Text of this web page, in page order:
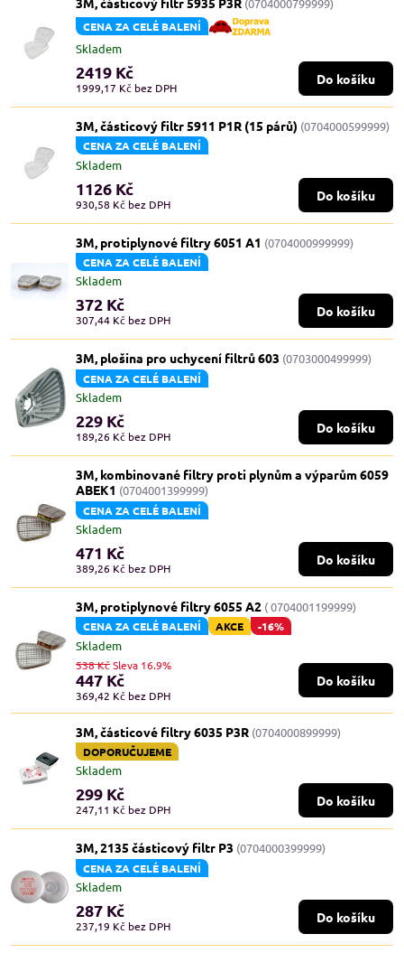
(0704000799999)
CENA ZA CELÉ BALENÍ
Skladem
2419 Kč
1999,17 Kč bez DPH
Do košíku
3M, částicový filtr 5911 P1R (15 párů) (0704000599999)
CENA ZA CELÉ BALENÍ
Skladem
1126 Kč
930,58 Kč bez DPH
Do košíku
3M, protiplynové filtry 6051 A1 (0704000999999)
CENA ZA CELÉ BALENÍ
Skladem
372 Kč
307,44 Kč bez DPH
Do košíku
3M, plošina pro uchycení filtrů 603 (0703000499999)
CENA ZA CELÉ BALENÍ
Skladem
229 Kč
189,26 Kč bez DPH
Do košíku
3M, kombinované filtry proti plynům a výparům 6059
ABEK1 (0704001399999)
CENA ZA CELÉ BALENÍ
Skladem
471 Kč
389,26 Kč bez DPH
Do košíku
3M, protiplynové filtry 6055 A2 ( 0704001199999)
CENA ZA CELÉ BALENÍ AKCE -16%
Skladem
447 Kč
369,42 Kč bez DPH
538 KčSleva 16.9%
Do košíku
3M, částicové filtry 6035 P3R (0704000899999)
DOPORUČUJEME
Skladem
299 Kč
247,11 Kč bez DPH
Do košíku
3M, 2135 částicový filtr P3 (0704000399999)
CENA ZA CELÉ BALENÍ
Skladem
287 Kč
237,19 Kč bez DPH
Do košíku